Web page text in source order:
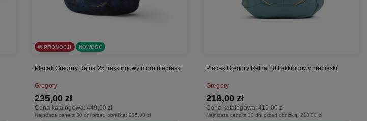
W PROMOCJI NOWOŚĆ
Plecak Gregory Retna 25 trekkingowy moro niebieski
Gregory
Cena katalogowa:449,00 zł
235,00 zł
Najniższa cena z 30 dni przed obniżką: 235,00 zł
Plecak Gregory Retna 20 trekkingowy niebieski
Gregory
Cena katalogowa:419,00 zł
218,00 zł
Najniższa cena z 30 dni przed obniżką: 218,00 zł